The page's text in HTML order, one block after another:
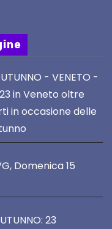
- VENETO -
in Veneto oltre
in occasione delle
Domenica 15
23